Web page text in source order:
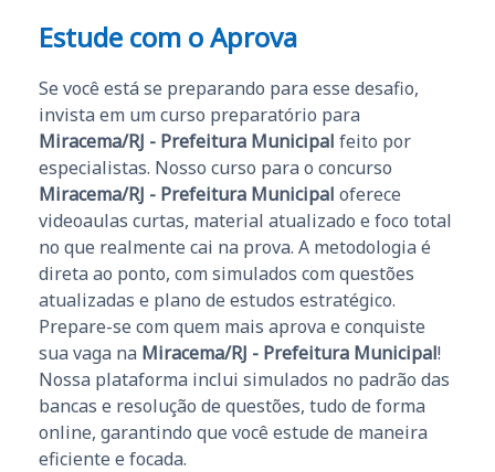
Estude com o Aprova
Se você está se preparando para esse desafio,
invista em um curso preparatório para
Miracema/RJ - Prefeitura Municipal feito por
especialistas. Nosso curso para o concurso
Miracema/RJ - Prefeitura Municipal oferece
videoaulas curtas, material atualizado e foco total
no que realmente cai na prova. A metodologia é
direta ao ponto, com simulados com questões
atualizadas e plano de estudos estratégico.
Prepare-se com quem mais aprova e conquiste
sua vaga na Miracema/RJ - Prefeitura Municipal!
Nossa plataforma inclui simulados no padrão das
bancas e resolução de questões, tudo de forma
online, garantindo que você estude de maneira
eficiente e focada.